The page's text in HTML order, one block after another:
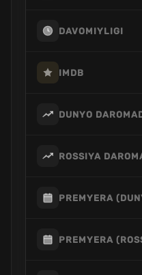
DAVOMIYLIGI
IMDB
DUNYO
ROSSIYA
PREMYERA
PREMYERA